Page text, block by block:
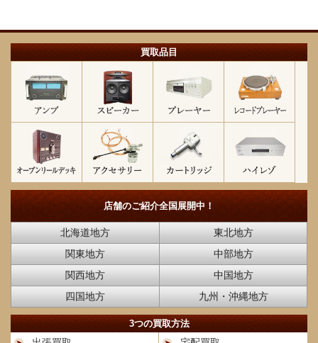
買取品目
店舗のご紹介全国展開中！
北海道地方
東北地方
関東地方
中部地方
関西地方
中国地方
四国地方
九州・沖縄地方
3つの買取方法